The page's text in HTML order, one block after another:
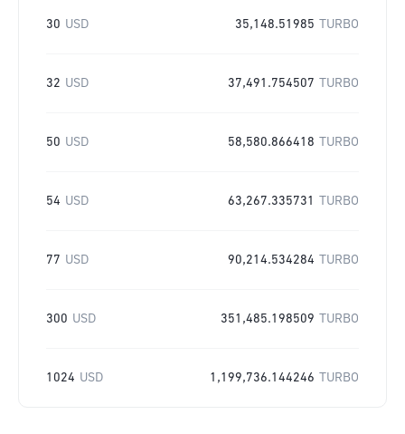
30 USD 35,148.51985 TURBO
32 USD 37,491.754507 TURBO
50 USD 58,580.866418 TURBO
54 USD 63,267.335731 TURBO
77 USD 90,214.534284 TURBO
300 USD 351,485.198509 TURBO
1024 USD 1,199,736.144246 TURBO